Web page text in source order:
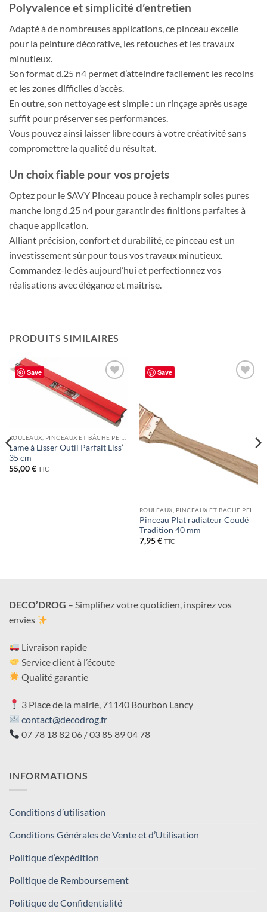
Polyvalence et simplicité d’entretien
Adapté à de nombreuses applications, ce pinceau excelle
pour la peinture décorative, les retouches et les travaux
minutieux.
Son format d.25 n4 permet d’atteindre facilement les recoins
et les zones difficiles d’accès.
En outre, son nettoyage est simple : un rinçage après usage
suffit pour préserver ses performances.
Vous pouvez ainsi laisser libre cours à votre créativité sans
compromettre la qualité du résultat.
Un choix fiable pour vos projets
Optez pour le SAVY Pinceau pouce à rechampir soies pures
manche long d.25 n4 pour garantir des finitions parfaites à
chaque application.
Alliant précision, confort et durabilité, ce pinceau est un
investissement sûr pour tous vos travaux minutieux.
Commandez-le dès aujourd’hui et perfectionnez vos
réalisations avec élégance et maîtrise.
PRODUITS SIMILAIRES
Save
à la liste
de
souhaits
Lame à Lisser Outil Parfait Liss’
35 cm
55,00€ TTC
Save
Pinceau Plat radiateur Coudé
Tradition 40 mm
7,95€ TTC
DECO’DROG – Simplifiez votre quotidien, inspirez vos
envies
Livraison rapide
Service client à l’écoute
Qualité garantie
3 Place de la mairie, 71140 Bourbon Lancy
contact@decodrog.fr
07 78 18 82 06 / 03 85 89 04 78
INFORMATIONS
Conditions d’utilisation
Conditions Générales de Vente et d’Utilisation
Politique d’expédition
Politique de Remboursement
Politique de Confidentialité